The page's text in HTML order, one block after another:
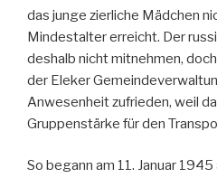
das junge zierliche Mädchen
Mindestalter erreicht. Der
deshalb nicht mitnehmen,
der Eleker
Anwesenheit zufrieden, weil
Gruppenstärke für den
So begann am 11. Januar